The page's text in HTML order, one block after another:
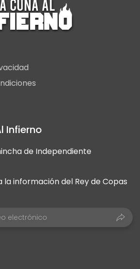
Infierno
de Independiente
la información del Rey de Copas